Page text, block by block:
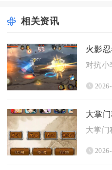
相关资讯
大掌